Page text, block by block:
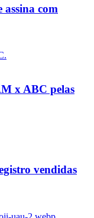
assina com
x ABC pelas
vendidas